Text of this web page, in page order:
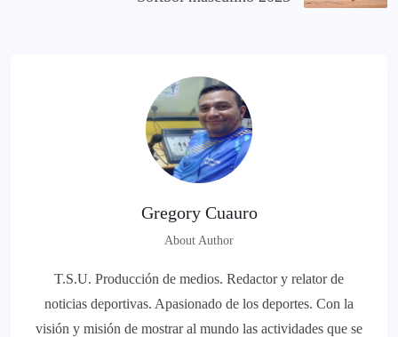
Gregory Cuauro
About Author
T.S.U. Producción de medios. Redactor y relator de
noticias deportivas. Apasionado de los deportes. Con la
visión y misión de mostrar al mundo las actividades que se